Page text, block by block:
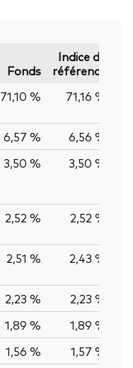
Fonds
Indice de
référence
71,10 % 71,16 %
6,57 % 6,56 %
3,50 % 3,50 %
2,52 % 2,52 %
2,51 % 2,43 %
2,23 % 2,23 %
1,89 % 1,89 %
1,56 % 1,57 %